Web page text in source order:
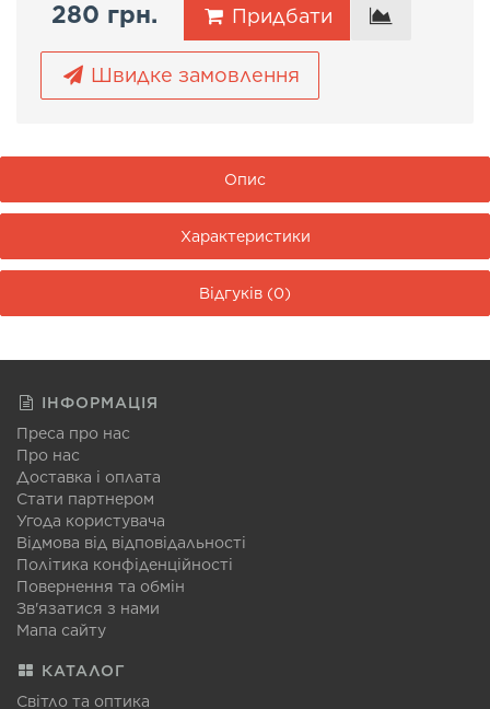
280 грн. Придбати
Швидке замовлення
Опис
Характеристики
Відгуків (0)
ІНФОРМАЦІЯ
Преса про нас
Про нас
Доставка і оплата
Стати партнером
Угода користувача
Відмова від відповідальності
Політика конфіденційності
Повернення та обмін
Зв'язатися з нами
Мапа сайту
КАТАЛОГ
Світло та оптика